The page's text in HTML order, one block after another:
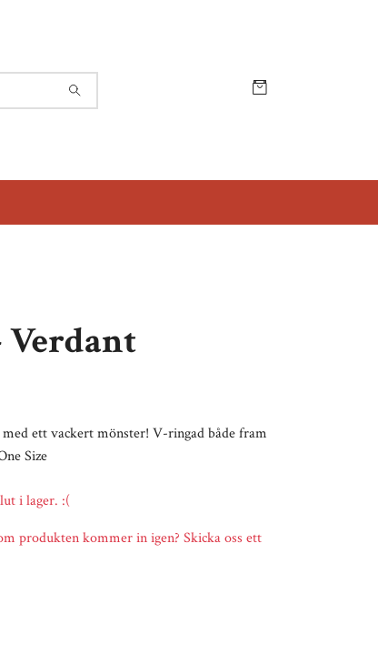
ett vackert mönster! V-ringad både fram
Size
i lager. :(
produkten kommer in igen? Skicka oss ett